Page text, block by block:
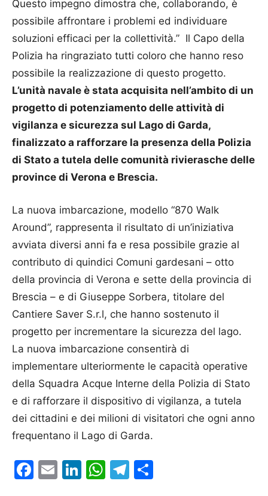
Questo impegno dimostra che, collaborando, è
possibile affrontare i problemi ed individuare
soluzioni efficaci per la collettività.” Il Capo della
Polizia ha ringraziato tutti coloro che hanno reso
possibile la realizzazione di questo progetto.
L’unità navale è stata acquisita nell’ambito di un
progetto di potenziamento delle attività di
vigilanza e sicurezza sul Lago di Garda,
finalizzato a rafforzare la presenza della Polizia
di Stato a tutela delle comunità rivierasche delle
province di Verona e Brescia.
La nuova imbarcazione, modello “870 Walk
Around”, rappresenta il risultato di un’iniziativa
avviata diversi anni fa e resa possibile grazie al
contributo di quindici Comuni gardesani – otto
della provincia di Verona e sette della provincia di
Brescia – e di Giuseppe Sorbera, titolare del
Cantiere Saver S.r.l, che hanno sostenuto il
progetto per incrementare la sicurezza del lago.
La nuova imbarcazione consentirà di
implementare ulteriormente le capacità operative
della Squadra Acque Interne della Polizia di Stato
e di rafforzare il dispositivo di vigilanza, a tutela
dei cittadini e dei milioni di visitatori che ogni anno
frequentano il Lago di Garda.
Facebook
EmailLinkedIn
WhatsApp
Telegram